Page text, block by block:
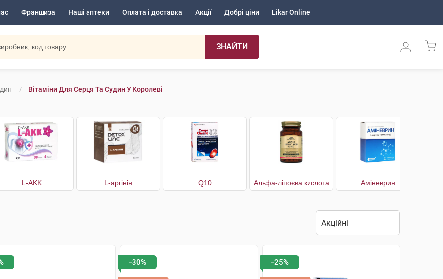
Франшиза Наші аптеки Оплата і доставка Акції Добрі ціни Likar Online
ЗНАЙТИ
Вітаміни Для Серця Та Судин У Королеві
L-AKK L-аргінін Q10 Альфа-ліпоєва кислота Аміневрин
−30% −25%